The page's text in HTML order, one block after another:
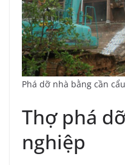
Phá dỡ nhà bằng cần
Thợ phá
nghiệp